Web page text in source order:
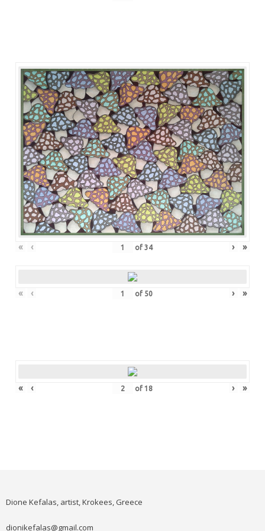
« ‹ of 34 › »
« ‹ of 50 › »
« ‹ of 18 › »
Dione Kefalas, artist, Krokees, Greece
dionikefalas@gmail.com